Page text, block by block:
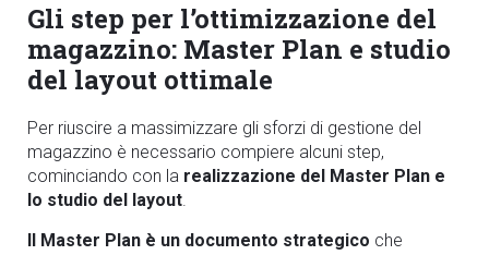
Gli step per l’ottimizzazione del
magazzino: Master Plan e studio
del layout ottimale
Per riuscire a massimizzare gli sforzi di gestione del
magazzino è necessario compiere alcuni step,
cominciando con la realizzazione del Master Plan e
lo studio del layout.
Il Master Plan è un documento strategico che